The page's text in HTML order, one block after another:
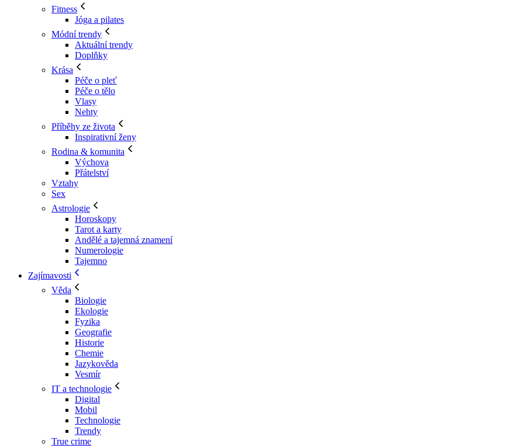
Fitness
Jóga a pilates
Módní trendy
Aktuální trendy
Doplňky
Krása
Péče o pleť
Péče o tělo
Vlasy
Nehty
Příběhy ze života
Inspirativní ženy
Rodina & komunita
Výchova
Přátelství
Vztahy
Sex
Astrologie
Horoskopy
Tarot a karty
Andělé a tajemná znamení
Numerologie
Tajemno
Zajímavosti
Věda
Biologie
Ekologie
Fyzika
Geografie
Historie
Chemie
Jazykověda
Vesmír
IT a technologie
Digital
Mobil
Technologie
Trendy
True crime